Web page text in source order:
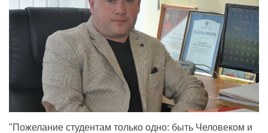
"Пожелание студентам только одно: быть Человеком и